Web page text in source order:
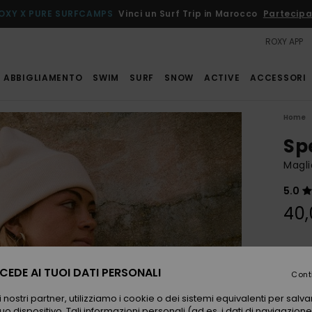
X PURE SURFCAMPS Vinci un Surf Trip in Marocco
ROXY APP
ABBIGLIAMENTO SWIM SURF SNOW ACTIVE ACCESSORI
Home
5.0
AI TUOI DATI PERSONALI
partner, utilizziamo i cookie o dei sistemi equivalenti per